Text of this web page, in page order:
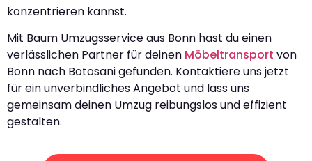
konzentrieren kannst.
Mit Baum Umzugsservice aus Bonn hast du einen
verlässlichen Partner für deinen Möbeltransport von
Bonn nach Botosani gefunden. Kontaktiere uns jetzt
für ein unverbindliches Angebot und lass uns
gemeinsam deinen Umzug reibungslos und effizient
gestalten.